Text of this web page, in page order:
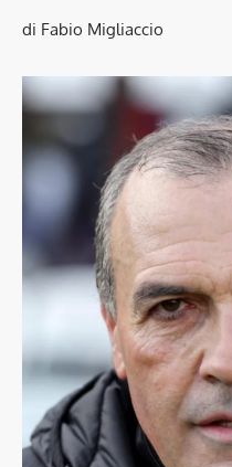
di Fabio Migliaccio